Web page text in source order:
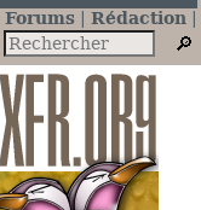
Forums
Rédaction